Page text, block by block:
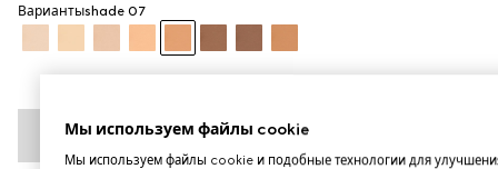
Вариантыshade 07
Мы используем файлы cookie
Мы используем файлы cookie и подобные технологии для